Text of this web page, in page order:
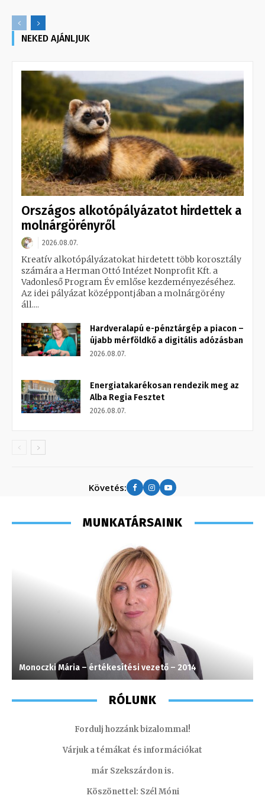
NEKED AJÁNLJUK
Országos alkotópályázatot hirdettek a
molnárgörényről
2026.08.07.
Kreatív alkotópályázatokat hirdetett több korosztály
számára a Herman Ottó Intézet Nonprofit Kft. a
Vadonleső Program Év emlőse kezdeményezéséhez.
Az idei pályázat középpontjában a molnárgörény
áll....
Hardveralapú e-pénztárgép a piacon –
újabb mérföldkő a digitális adózásban
2026.08.07.
Energiatakarékosan rendezik meg az
Alba Regia Fesztet
2026.08.07.
Követés:
MUNKATÁRSAINK
Monoczki Mária – értékesítési vezető – 2014
RÓLUNK
Fordulj hozzánk bizalommal!
Várjuk a témákat és információkat
már Szekszárdon is.
Köszönettel: Szél Móni